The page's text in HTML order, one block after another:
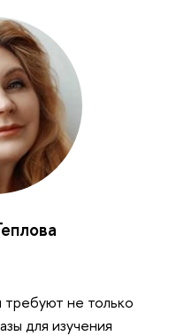
не только
для изучения